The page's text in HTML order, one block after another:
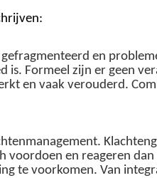
en
is. Formeel zijn er geen
en vaak verouderd.
voordoen en reageren dan
te voorkomen. Van